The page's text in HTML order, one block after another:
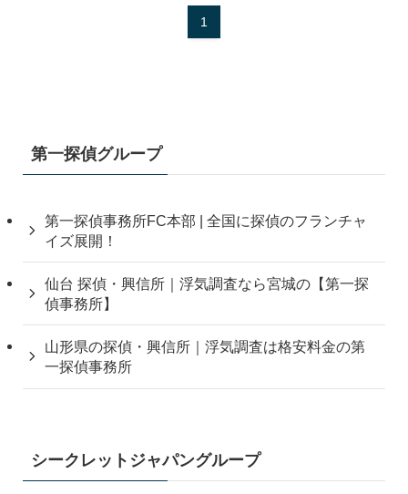
1
第一探偵グループ
第一探偵事務所FC本部 | 全国に探偵のフランチャ
イズ展開！
仙台 探偵・興信所｜浮気調査なら宮城の【第一探
偵事務所】
山形県の探偵・興信所｜浮気調査は格安料金の第
一探偵事務所
シークレットジャパングループ